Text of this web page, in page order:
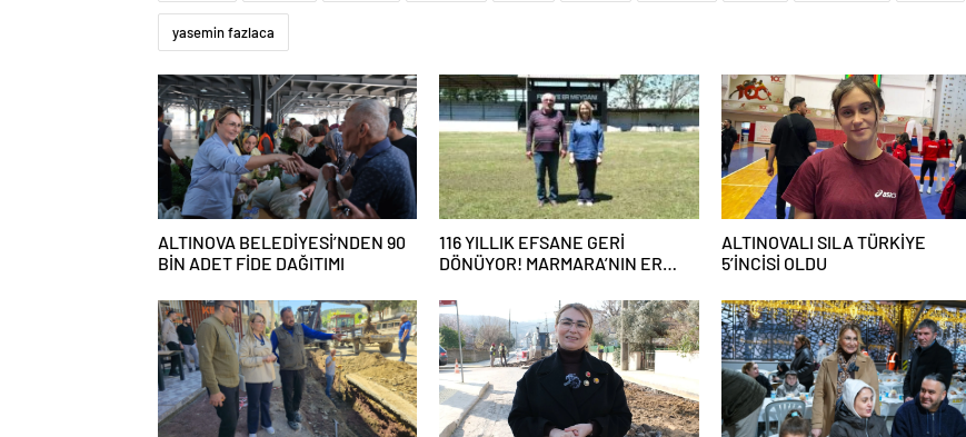
yasemin fazlaca
ALTINOVA BELEDİYESİ’NDEN 90
BİN ADET FİDE DAĞITIMI
116 YILLIK EFSANE GERİ
DÖNÜYOR! MARMARA’NIN ER
ALTINOVALI SILA TÜRKİYE
5’İNCİSİ OLDU